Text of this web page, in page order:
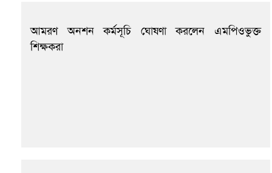
আমরণ অনশন কর্মসূচি ঘোষণা করলেন এমপিওভুক্ত
শিক্ষকরা